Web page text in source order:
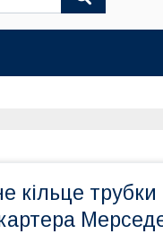
кільце трубки